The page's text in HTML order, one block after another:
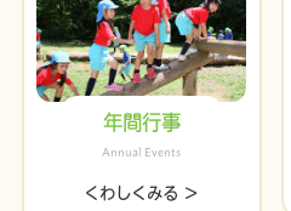
年間行事
Annual Events
くわしくみる ＞